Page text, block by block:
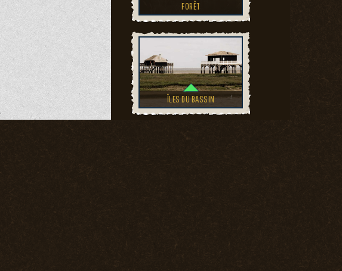
FORÊT
ÎLES DU BASSIN